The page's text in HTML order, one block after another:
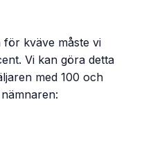
kväve måste vi
Vi kan göra detta
med 100 och